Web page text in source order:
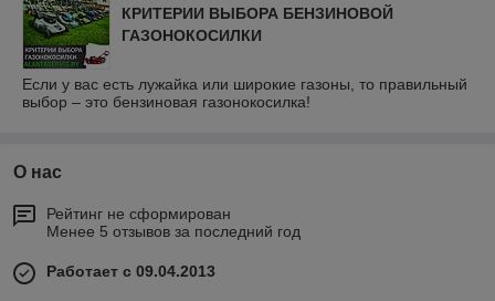
КРИТЕРИИ ВЫБОРА БЕНЗИНОВОЙ
ГАЗОНОКОСИЛКИ
Если у вас есть лужайка или широкие газоны, то правильный
выбор – это бензиновая газонокосилка!
О нас
Рейтинг не сформирован
Менее 5 отзывов за последний год
Работает с 09.04.2013